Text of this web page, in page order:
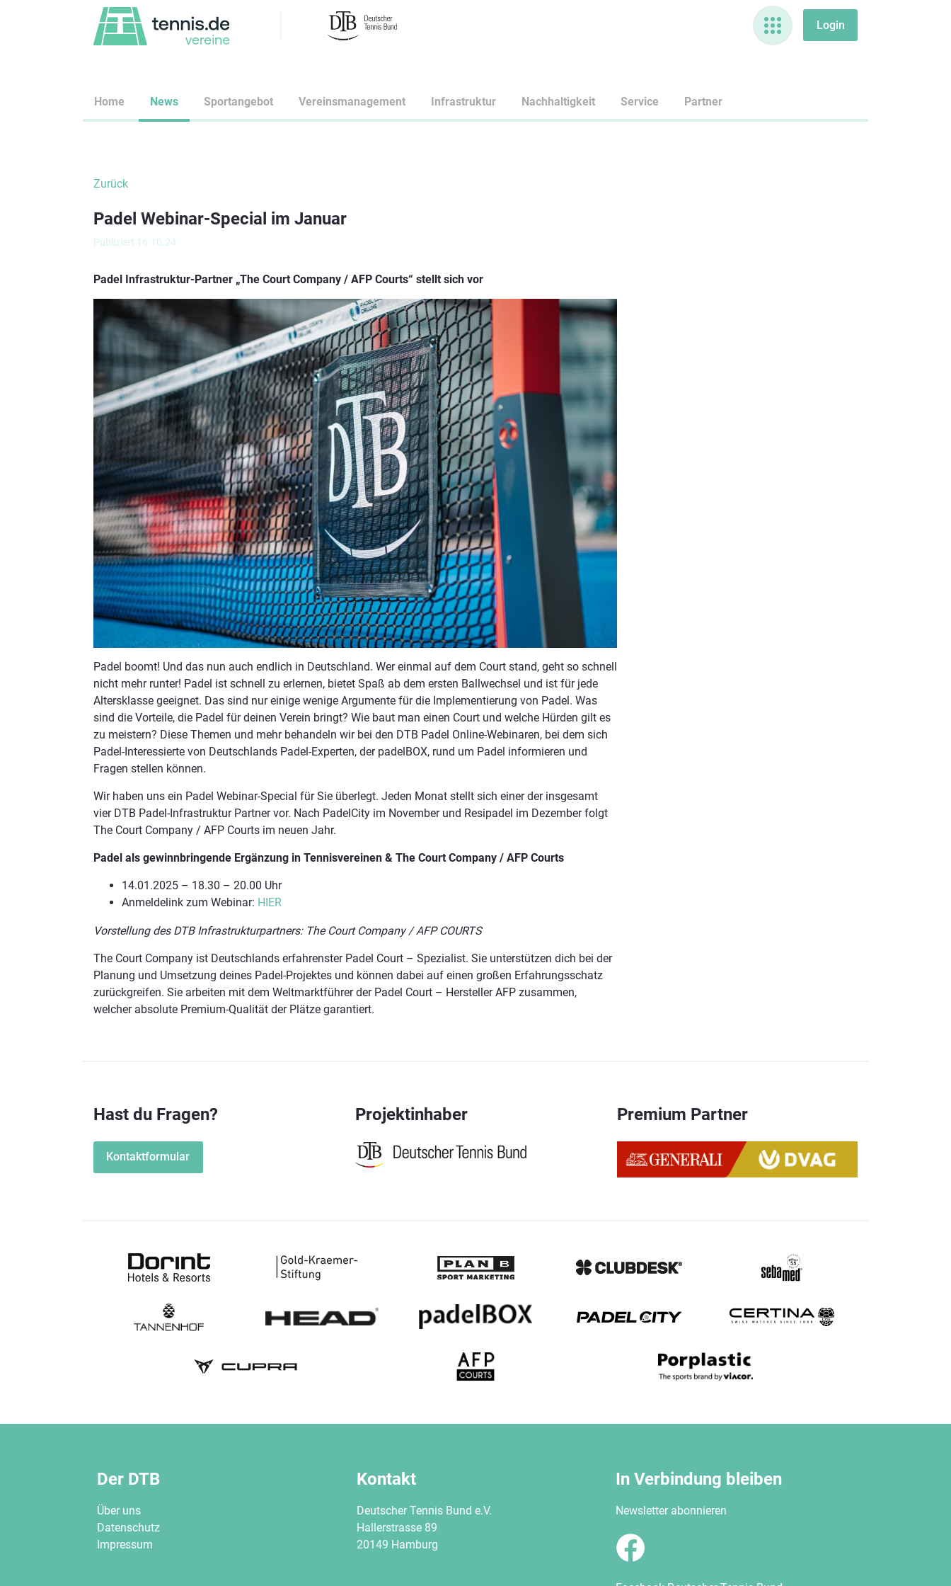
Home News Sportangebot Vereinsmanagement Infrastruktur Nachhaltigkeit Service Partner
Zurück
Padel Webinar-Special im Januar
Publiziert 16.10.24
Padel Infrastruktur-Partner „The Court Company / AFP Courts“ stellt sich vor
Padel boomt! Und das nun auch endlich in Deutschland. Wer einmal auf dem Court stand, geht so schnell
nicht mehr runter! Padel ist schnell zu erlernen, bietet Spaß ab dem ersten Ballwechsel und ist für jede
Altersklasse geeignet. Das sind nur einige wenige Argumente für die Implementierung von Padel. Was
sind die Vorteile, die Padel für deinen Verein bringt? Wie baut man einen Court und welche Hürden gilt es
zu meistern? Diese Themen und mehr behandeln wir bei den DTB Padel Online-Webinaren, bei dem sich
Padel-Interessierte von Deutschlands Padel-Experten, der padelBOX, rund um Padel informieren und
Fragen stellen können.
Wir haben uns ein Padel Webinar-Special für Sie überlegt. Jeden Monat stellt sich einer der insgesamt
vier DTB Padel-Infrastruktur Partner vor. Nach PadelCity im November und Resipadel im Dezember folgt
The Court Company / AFP Courts im neuen Jahr.
Padel als gewinnbringende Ergänzung in Tennisvereinen & The Court Company / AFP Courts
14.01.2025 – 18.30 – 20.00 Uhr
Anmeldelink zum Webinar: HIER
Vorstellung des DTB Infrastrukturpartners: The Court Company / AFP COURTS
The Court Company ist Deutschlands erfahrenster Padel Court – Spezialist. Sie unterstützen dich bei der
Planung und Umsetzung deines Padel-Projektes und können dabei auf einen großen Erfahrungsschatz
zurückgreifen. Sie arbeiten mit dem Weltmarktführer der Padel Court – Hersteller AFP zusammen,
welcher absolute Premium-Qualität der Plätze garantiert.
Hast du Fragen?
Kontaktformular
Projektinhaber Premium Partner
Der DTB
Über uns
Datenschutz
Impressum
Kontakt
Deutscher Tennis Bund e.V.
Hallerstrasse 89
20149 Hamburg
In Verbindung bleiben
Newsletter abonnieren